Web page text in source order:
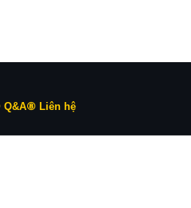
⑧ Liên hệ